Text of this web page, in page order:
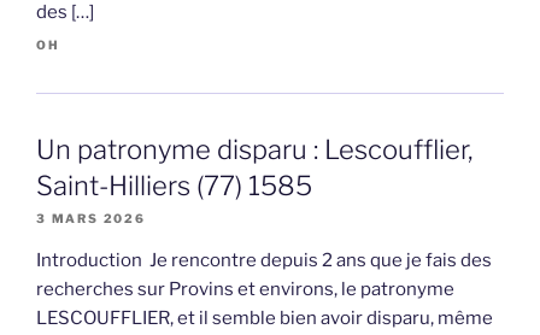
des […]
OH
Un patronyme disparu : Lescoufflier,
Saint-Hilliers (77) 1585
3 MARS 2026
Introduction Je rencontre depuis 2 ans que je fais des
recherches sur Provins et environs, le patronyme
LESCOUFFLIER, et il semble bien avoir disparu, même